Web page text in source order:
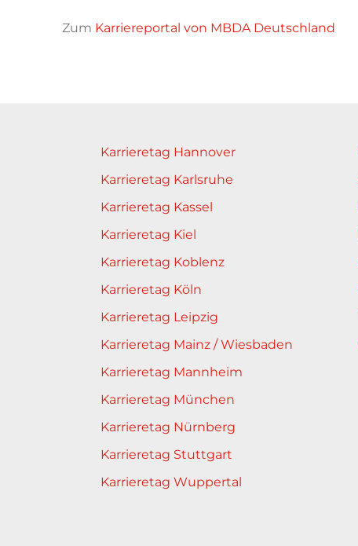
Zum Karriereportal von MBDA Deutschland
Karrieretag Hannover
Karrieretag Karlsruhe
Karrieretag Kassel
Karrieretag Kiel
Karrieretag Koblenz
Karrieretag Köln
Karrieretag Leipzig
Karrieretag Mainz / Wiesbaden
Karrieretag Mannheim
Karrieretag München
Karrieretag Nürnberg
Karrieretag Stuttgart
Karrieretag Wuppertal